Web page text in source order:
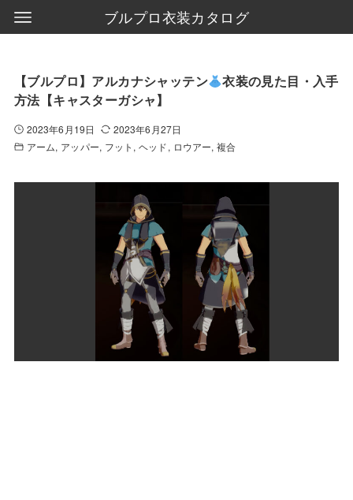
ブルプロ衣装カタログ
【ブルプロ】アルカナシャッテン
衣装の見た目・入手
方法【キャスターガシャ】
2023年6月19日
2023年6月27日
アーム アッパー フット ヘッド ロウアー 複合